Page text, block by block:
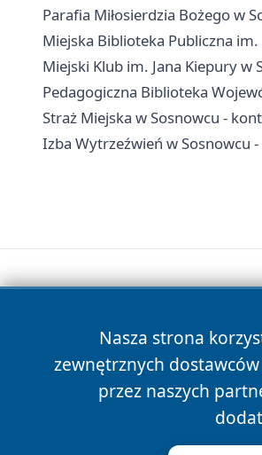
Parafia Miłosierdzia Bożego w
Miejska Biblioteka Publiczna
Miejski Klub im. Jana Kiepury
Pedagogiczna Biblioteka
Straż Miejska w Sosnowcu -
Izba Wytrzeźwień w Sosnowcu
Nasza strona
zewnętrznych
przez naszych